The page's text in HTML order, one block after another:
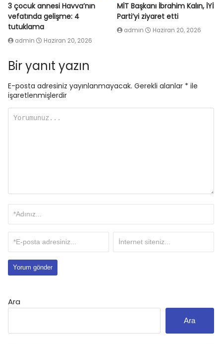
3 çocuk annesi Havva’nın
vefatında gelişme: 4
tutuklama
admin Haziran 20, 2026
MİT Başkanı İbrahim Kalın, İYİ
Parti’yi ziyaret etti
admin Haziran 20, 2026
Bir yanıt yazın
E-posta adresiniz yayınlanmayacak. Gerekli alanlar * ile
işaretlenmişlerdir
Ara
Ara